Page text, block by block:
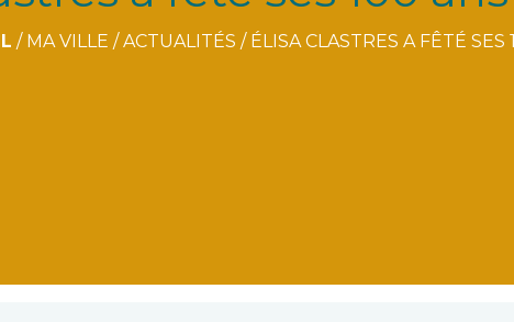
/ MA VILLE /ACTUALITÉS / ÉLISA CLASTRES A FÊTÉ